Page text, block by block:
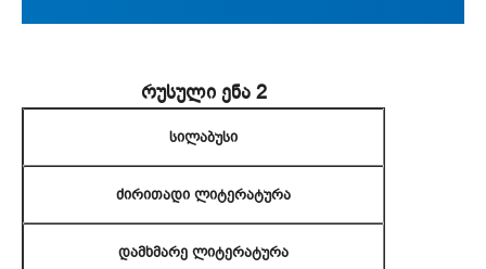
რუსული ენა 2
სილაბუსი
ძირითადი ლიტერატურა
დამხმარე ლიტერატურა